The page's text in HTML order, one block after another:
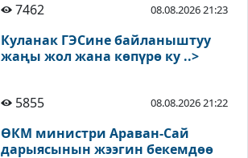
7462 08.08.2026 21:23
Куланак ГЭСине байланыштуу
жаңы жол жана көпүрө ку ..>
5855 08.08.2026 21:22
ӨКМ министри Араван-Сай
дарыясынын жээгин бекемдөө